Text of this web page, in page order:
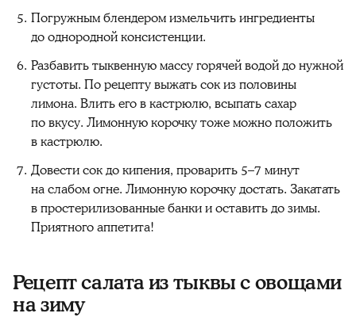
Погружным блендером измельчить ингредиенты
до однородной консистенции.
Разбавить тыквенную массу горячей водой до нужной
густоты. По рецепту выжать сок из половины
лимона. Влить его в кастрюлю, всыпать сахар
по вкусу. Лимонную корочку тоже можно положить
в кастрюлю.
Довести сок до кипения, проварить 5–7 минут
на слабом огне. Лимонную корочку достать. Закатать
в простерилизованные банки и оставить до зимы.
Приятного аппетита!
Рецепт салата из тыквы с овощами
на зиму